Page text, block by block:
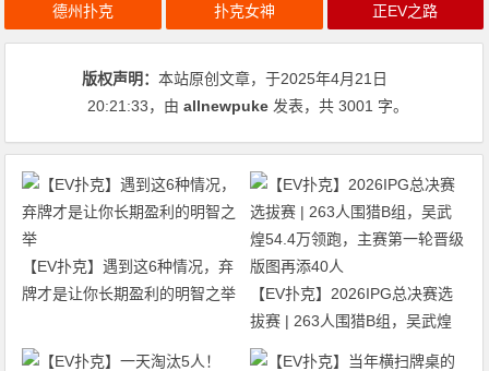
德州扑克 扑克女神 正EV之路
版权声明：本站原创文章，于2025年4月21日
20:21:33，由allnewpuke 发表，共 3001 字。
【EV扑克】遇到这6种情况，弃
牌才是让你长期盈利的明智之举
【EV扑克】2026IPG总决赛选
拔赛 | 263人围猎B组，吴武煌
54.4万领跑，主赛第一轮晋级版